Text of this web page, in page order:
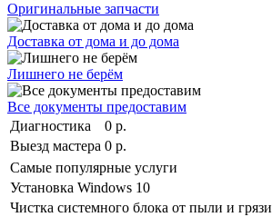
Оригинальные запчасти
Доставка от дома и до дома
Лишнего не берём
Все документы предоставим
Диагностика
0 р.
Выезд мастера 0 р.
Самые популярные услуги
Установка Windows 10
Чистка системного блока от пыли и грязи